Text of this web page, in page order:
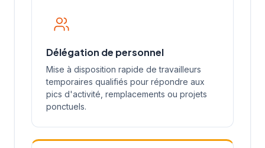
Délégation de personnel
Mise à disposition rapide de travailleurs
temporaires qualifiés pour répondre aux
pics d'activité, remplacements ou projets
ponctuels.